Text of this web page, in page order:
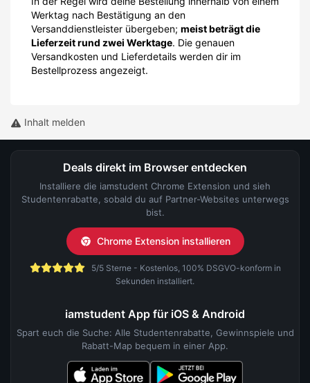
Werktag nach Bestätigung an den
Versanddienstleister übergeben; meist beträgt die
Lieferzeit rund zwei Werktage. Die genauen
Versandkosten und Lieferdetails werden dir im
Bestellprozess angezeigt.
Inhalt melden
Deals direkt im Browser entdecken
Installiere die iamstudent Chrome Extension und sieh
Studentenrabatte, sobald du auf Partner-Websites unterwegs
bist.
Chrome Extension installieren
5/5 Sterne - Kostenlos, 100% DSGVO-konform in
Sekunden installiert.
iamstudent App für iOS & Android
Spart euch die Suche: Alle Studentenrabatte, Gewinnspiele und
Rabatt-Map bequem in einer App.